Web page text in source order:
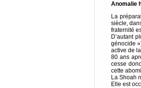
Anomalie
La
siècle,
fraternité
D’autant
génocide
active de
80 ans
cesse
cette
La Shoah
Elle est